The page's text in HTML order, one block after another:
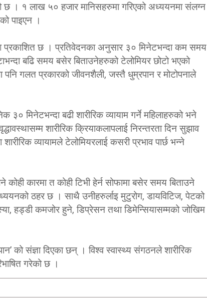
। १ लाख ५० हजार मानिसहरुमा गरिएको अध्ययनमा संलग्न
पाइएन ।
प्रकाशित छ । प्रतिवेदनका अनुसार ३० मिनेटभन्दा कम समय
बढि समय बसेर बिताउनेहरुको टेलोमियर छोटो भएको
गलत प्रकारको जीवनशैली, जस्तै धुम्रपान र मोटोपनाले
३० मिनेटभन्दा बढी शारीरिक व्यायाम गर्ने महिलाहरुको भने
शारीरिक क्रियाकलापलाई निरन्तरता दिन सुझाव
व्यायामले टेलोमियरलाई कसरी प्रभाव पार्छ भन्ने
कारमा त कोही टिभी हेर्न सोफामा बसेर समय बिताउने
ठहर छ । साथै उनीहरुर्लाइ मुटुरोग, डायविटिज, पेटको
हड्डी कमजोर हुने, डिप्रेसन तथा डिमेन्सियासम्मको जोखिम
को संज्ञा दिएका छन् । विश्व स्वास्थ्य संगठनले शारीरिक
गरेको छ ।